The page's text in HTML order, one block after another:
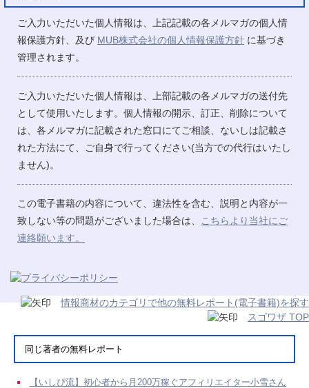
ご入力いただいた個人情報は、上記記載の各メルマガの個人情
報保護方針、及び MUB株式会社の個人情報保護方針 に基づき
管理されます。
ご入力いただいた個人情報は、上部記載の各メルマガの送付先
として使用いたします。個人情報の開示、訂正、削除について
は、各メルマガに記載された窓口にてご相談、ないしは記載さ
れた方法にて、ご自身で行ってください(当方での代行はいたし
ません)。
この電子書籍の内容について、違法性を含む、説明と内容が一
致しない等の問題がございました場合は、
こちらより当社にご
連絡願います。
情報商材のカテゴリで他の無料レポート(電子書籍)を探す
スゴワザ TOP
同じ著者の無料レポート
【いしぴ流】初心者から月200万稼ぐアフィリエイター小雪さん